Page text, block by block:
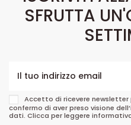
SFRUTTA
Accetto di ricevere newsletter
confermo di aver preso visione
dati. Clicca per leggere